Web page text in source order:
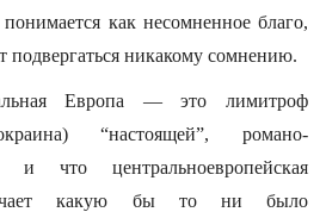
как несомненное благо,
подвергаться никакому сомнению.
Европа — это лимитроф
“настоящей”, романо-
и что центральноевропейская
какую бы то ни было